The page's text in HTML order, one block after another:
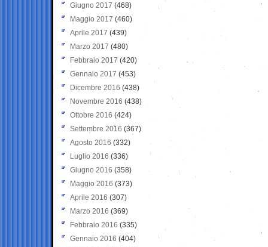
Giugno 2017 (468)
Maggio 2017 (460)
Aprile 2017 (439)
Marzo 2017 (480)
Febbraio 2017 (420)
Gennaio 2017 (453)
Dicembre 2016 (438)
Novembre 2016 (438)
Ottobre 2016 (424)
Settembre 2016 (367)
Agosto 2016 (332)
Luglio 2016 (336)
Giugno 2016 (358)
Maggio 2016 (373)
Aprile 2016 (307)
Marzo 2016 (369)
Febbraio 2016 (335)
Gennaio 2016 (404)